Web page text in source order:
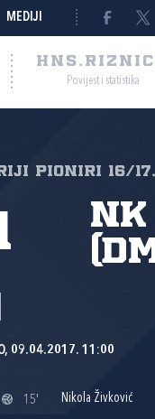
MEDIJI
Povijest i statistika
pioniri 16/17,
09.04.2017. 11:00
15' Nikola Živković